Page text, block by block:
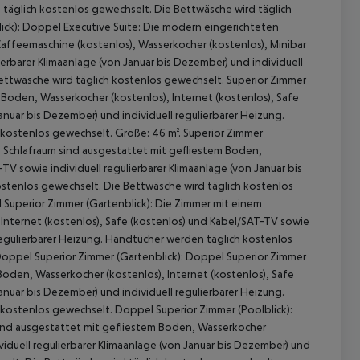
kostenlos gewechselt. Die Bettwäsche wird täglich
Doppel Executive Suite: Die modern eingerichteten
(kostenlos), Wasserkocher (kostenlos), Minibar
Klimaanlage (von Januar bis Dezember) und individuell
wird täglich kostenlos gewechselt. Superior Zimmer
Wasserkocher (kostenlos), Internet (kostenlos), Safe
bis Dezember) und individuell regulierbarer Heizung.
gewechselt. Größe: 46 m². Superior Zimmer
Schlafraum sind ausgestattet mit gefliestem Boden,
sowie individuell regulierbarer Klimaanlage (von Januar bis
gewechselt. Die Bettwäsche wird täglich kostenlos
Zimmer (Gartenblick): Die Zimmer mit einem
(kostenlos), Safe (kostenlos) und Kabel/SAT-TV sowie
Heizung. Handtücher werden täglich kostenlos
Superior Zimmer (Gartenblick): Doppel Superior Zimmer
Wasserkocher (kostenlos), Internet (kostenlos), Safe
bis Dezember) und individuell regulierbarer Heizung.
gewechselt. Doppel Superior Zimmer (Poolblick):
ausgestattet mit gefliestem Boden, Wasserkocher
regulierbarer Klimaanlage (von Januar bis Dezember) und
akzeptieren